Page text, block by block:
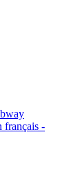
français -